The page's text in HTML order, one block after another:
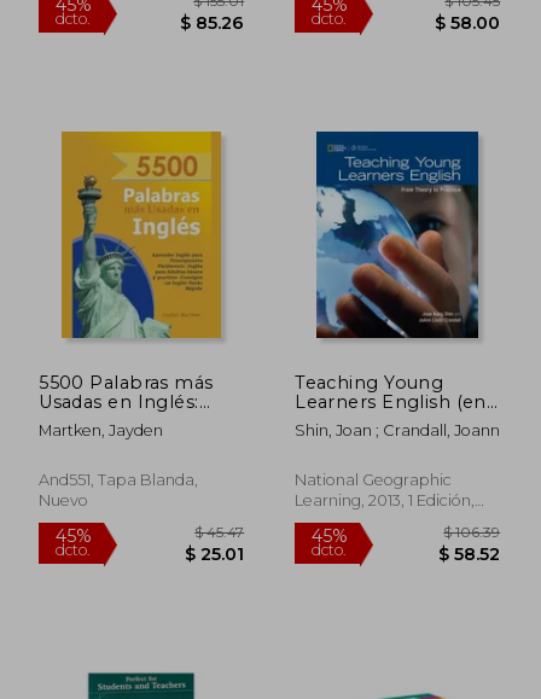
45%
dcto.
45%
dcto.
5500 Palabras más
Usadas en Inglés:
Aprender Inglés para
Principiantes
para Adultos Básico y
Practico - Consigue
Martken, Jayden
And551, Tapa Blanda,
Nuevo
Teaching Young
Learners English (en
Inglés)
Shin, Joan ; Crandall, Joann
National Geographic
Learning, 2013, 1 Edición,
Tapa Blanda, Nuevo